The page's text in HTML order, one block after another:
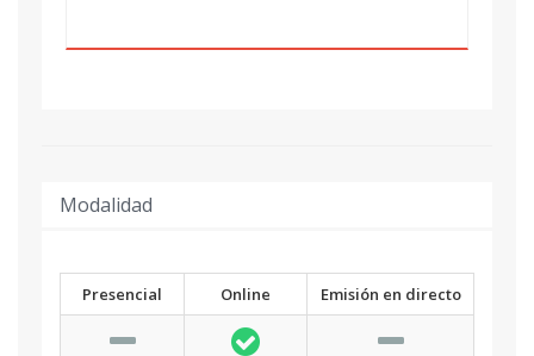
Modalidad
Presencial Online Emisión en directo